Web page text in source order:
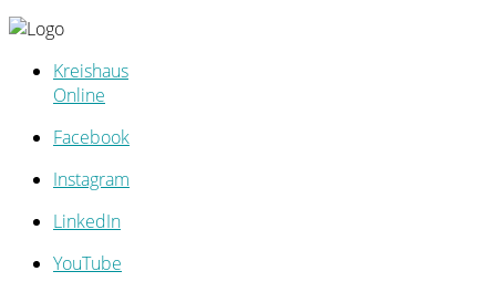
Kreishaus
Online
Facebook
Instagram
LinkedIn
YouTube